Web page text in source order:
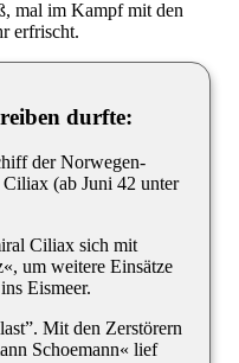
mal im Kampf mit den
erfrischt.
durfte:
der Norwegen-
(ab Juni 42 unter
Ciliax sich mit
um weitere Einsätze
Eismeer.
Mit den Zerstörern
Schoemann« lief